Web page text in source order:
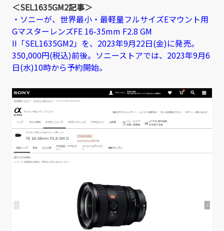
＜SEL1635GM2記事＞
・ソニーが、世界最小・最軽量フルサイズEマウント用
GマスターレンズFE 16-35mm F2.8 GM
II「SEL1635GM2」を、2023年9月22日(金)に発売。
350,000円(税込)前後。ソニーストアでは、2023年9月6
日(水)10時から予約開始。